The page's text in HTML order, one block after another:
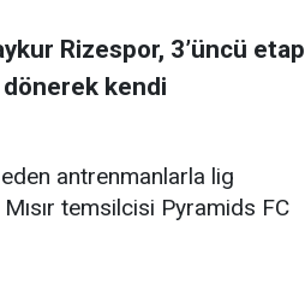
Rizespor, 3’üncü etap
dönerek kendi
antrenmanlarla lig
temsilcisi Pyramids FC